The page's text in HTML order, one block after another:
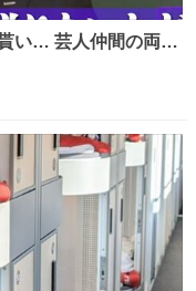
い… 芸人仲間の両親
は